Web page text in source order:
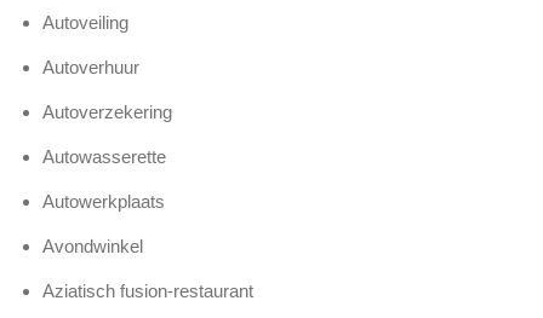
Autoveiling
Autoverhuur
Autoverzekering
Autowasserette
Autowerkplaats
Avondwinkel
Aziatisch fusion-restaurant